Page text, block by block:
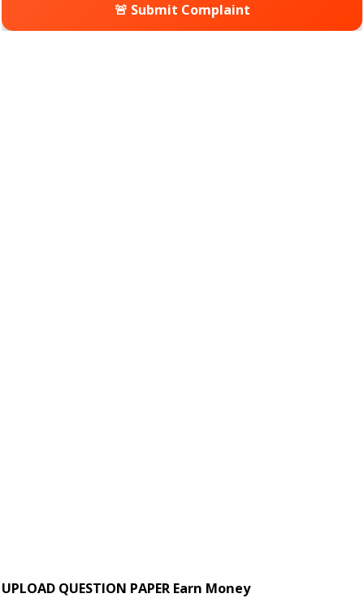
🚨 Submit Complaint
UPLOAD QUESTION PAPER Earn Money